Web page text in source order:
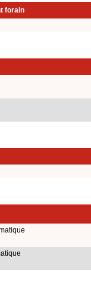
forain